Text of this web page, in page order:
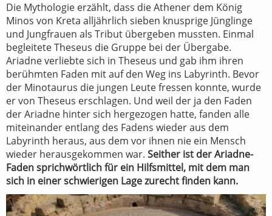
Die Mythologie erzählt, dass die Athener dem König
Minos von Kreta alljährlich sieben knusprige Jünglinge
und Jungfrauen als Tribut übergeben mussten. Einmal
begleitete Theseus die Gruppe bei der Übergabe.
Ariadne verliebte sich in Theseus und gab ihm ihren
berühmten Faden mit auf den Weg ins Labyrinth. Bevor
der Minotaurus die jungen Leute fressen konnte, wurde
er von Theseus erschlagen. Und weil der ja den Faden
der Ariadne hinter sich hergezogen hatte, fanden alle
miteinander entlang des Fadens wieder aus dem
Labyrinth heraus, aus dem vor ihnen nie ein Mensch
wieder herausgekommen war. Seither ist der Ariadne-
Faden sprichwörtlich für ein Hilfsmittel, mit dem man
sich in einer schwierigen Lage zurecht finden kann.